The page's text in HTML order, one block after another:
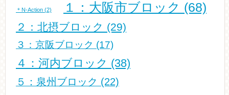
＊N-Action (2) １：大阪市ブロック (68)
２：北摂ブロック (29)
３：京阪ブロック (17)
４：河内ブロック (38)
５：泉州ブロック (22)